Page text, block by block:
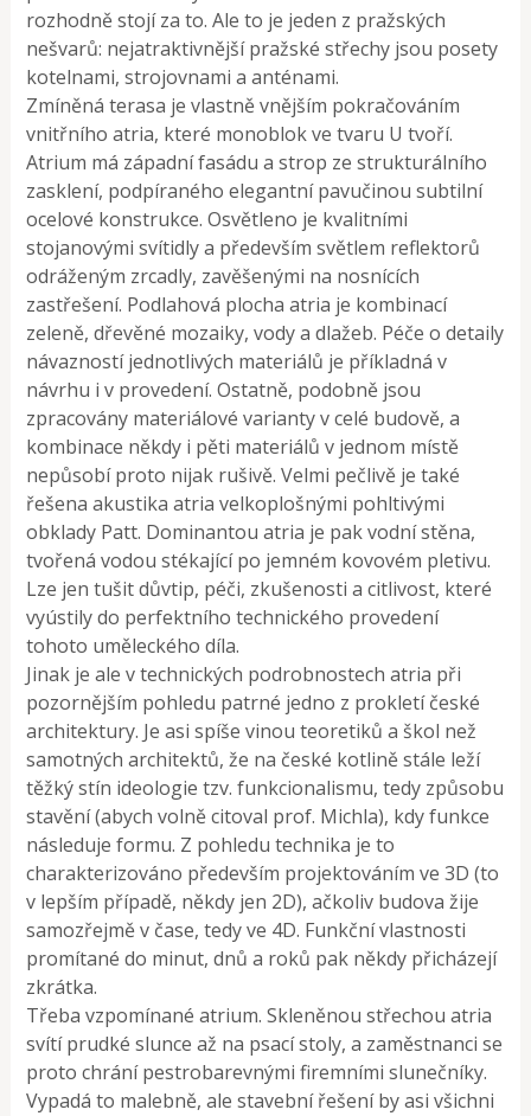
rozhodně stojí za to. Ale to je jeden z pražských
nešvarů: nejatraktivnější pražské střechy jsou posety
kotelnami, strojovnami a anténami.
Zmíněná terasa je vlastně vnějším pokračováním
vnitřního atria, které monoblok ve tvaru U tvoří.
Atrium má západní fasádu a strop ze strukturálního
zasklení, podpíraného elegantní pavučinou subtilní
ocelové konstrukce. Osvětleno je kvalitními
stojanovými svítidly a především světlem reflektorů
odráženým zrcadly, zavěšenými na nosnících
zastřešení. Podlahová plocha atria je kombinací
zeleně, dřevěné mozaiky, vody a dlažeb. Péče o detaily
návazností jednotlivých materiálů je příkladná v
návrhu i v provedení. Ostatně, podobně jsou
zpracovány materiálové varianty v celé budově, a
kombinace někdy i pěti materiálů v jednom místě
nepůsobí proto nijak rušivě. Velmi pečlivě je také
řešena akustika atria velkoplošnými pohltivými
obklady Patt. Dominantou atria je pak vodní stěna,
tvořená vodou stékající po jemném kovovém pletivu.
Lze jen tušit důvtip, péči, zkušenosti a citlivost, které
vyústily do perfektního technického provedení
tohoto uměleckého díla.
Jinak je ale v technických podrobnostech atria při
pozornějším pohledu patrné jedno z prokletí české
architektury. Je asi spíše vinou teoretiků a škol než
samotných architektů, že na české kotlině stále leží
těžký stín ideologie tzv. funkcionalismu, tedy způsobu
stavění (abych volně citoval prof. Michla), kdy funkce
následuje formu. Z pohledu technika je to
charakterizováno především projektováním ve 3D (to
v lepším případě, někdy jen 2D), ačkoliv budova žije
samozřejmě v čase, tedy ve 4D. Funkční vlastnosti
promítané do minut, dnů a roků pak někdy přicházejí
zkrátka.
Třeba vzpomínané atrium. Skleněnou střechou atria
svítí prudké slunce až na psací stoly, a zaměstnanci se
proto chrání pestrobarevnými firemními slunečníky.
Vypadá to malebně, ale stavební řešení by asi všichni